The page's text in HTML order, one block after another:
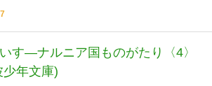
す―ナルニア国ものがたり〈4〉
少年文庫)